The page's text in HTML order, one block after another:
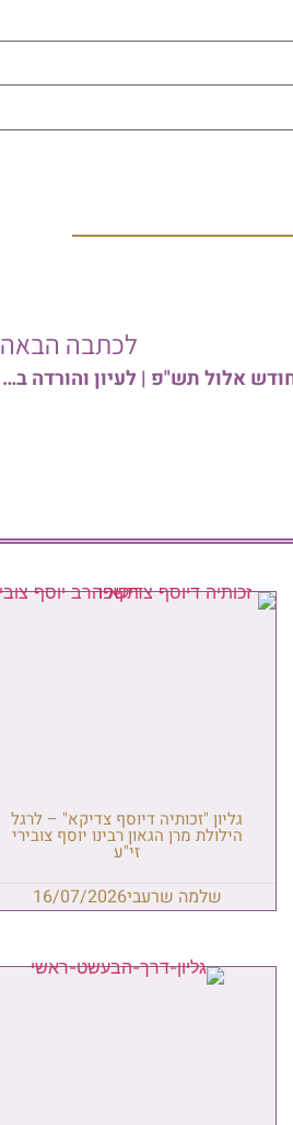
לכתבה הבאה
עלון חדש בקרבי לחודש אלול תש"פ | לעיון והורדה באתר
גליון "זכותיה דיוסף צדיקא" – לרגל
הילולת מרן הגאון רבינו יוסף צובירי
זי"ע
שלמה שרעבי16/07/2026